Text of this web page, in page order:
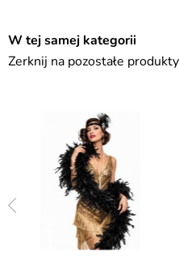
W tej samej kategorii
Zerknij na pozostałe